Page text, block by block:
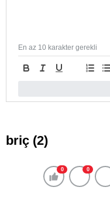
En az 10 karakter gerekli
briç (2)
0 0